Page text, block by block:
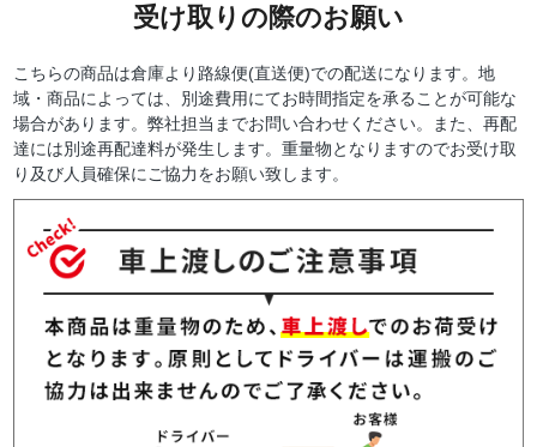
受け取りの際のお願い
こちらの商品は倉庫より路線便(直送便)での配送になります。地
域・商品によっては、別途費用にてお時間指定を承ることが可能な
場合があります。弊社担当までお問い合わせください。また、再配
達には別途再配達料が発生します。重量物となりますのでお受け取
り及び人員確保にご協力をお願い致します。